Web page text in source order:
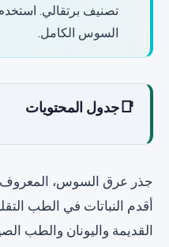
السوس الكامل.
📑جدول المحتويات
العلاقة بالجهاز
الأدلة الحالية
الدراسة
جذر عرق السوس، المعروف
أقدم النباتات في الطب
القديمة واليونان والطب